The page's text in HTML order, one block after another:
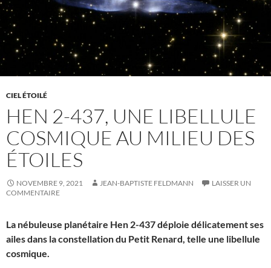
CIEL ÉTOILÉ
HEN 2-437, UNE LIBELLULE
COSMIQUE AU MILIEU DES
ÉTOILES
NOVEMBRE 9, 2021 JEAN-BAPTISTE FELDMANN
LAISSER UN
COMMENTAIRE
La nébuleuse planétaire Hen 2-437 déploie délicatement ses
ailes dans la constellation du Petit Renard, telle une libellule
cosmique.